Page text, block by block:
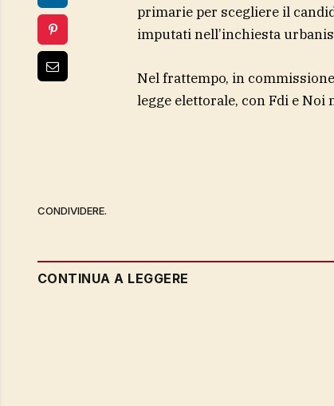
primarie per scegliere il
imputati nell’inchiesta
Nel frattempo, in
legge elettorale, con Fdi e Noi
CONDIVIDERE.
CONTINUA A LEGGERE